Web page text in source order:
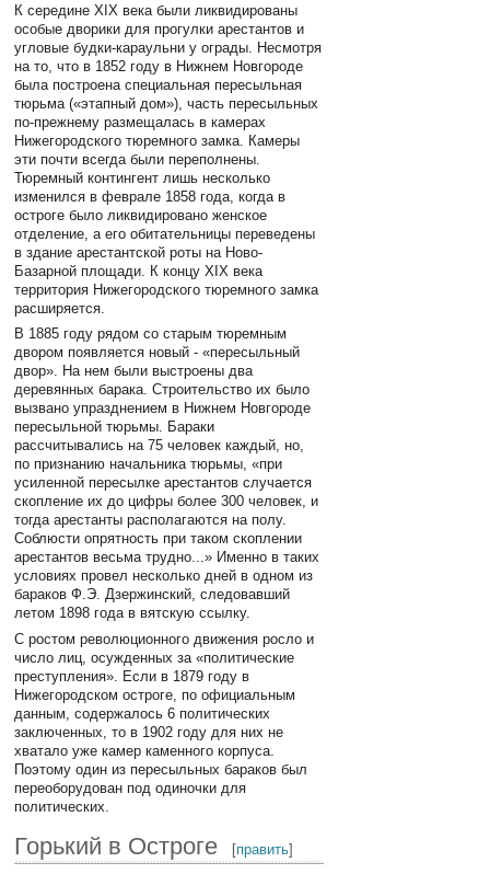
К середине XIX века были ликвидированы
особые дворики для прогулки арестантов и
угловые будки-караульни у ограды. Несмотря
на то, что в 1852 году в Нижнем Новгороде
была построена специальная пересыльная
тюрьма («этапный дом»), часть пересыльных
по-прежнему размещалась в камерах
Нижегородского тюремного замка. Камеры
эти почти всегда были переполнены.
Тюремный контингент лишь несколько
изменился в феврале 1858 года, когда в
остроге было ликвидировано женское
отделение, а его обитательницы переведены
в здание арестантской роты на Ново-
Базарной площади. К концу XIX века
территория Нижегородского тюремного замка
расширяется.
В 1885 году рядом со старым тюремным
двором появляется новый - «пересыльный
двор». На нем были выстроены два
деревянных барака. Строительство их было
вызвано упразднением в Нижнем Новгороде
пересыльной тюрьмы. Бараки
рассчитывались на 75 человек каждый, но,
по признанию начальника тюрьмы, «при
усиленной пересылке арестантов случается
скопление их до цифры более 300 человек, и
тогда арестанты располагаются на полу.
Соблюсти опрятность при таком скоплении
арестантов весьма трудно...» Именно в таких
условиях провел несколько дней в одном из
бараков Ф.Э. Дзержинский, следовавший
летом 1898 года в вятскую ссылку.
С ростом революционного движения росло и
число лиц, осужденных за «политические
преступления». Если в 1879 году в
Нижегородском остроге, по официальным
данным, содержалось 6 политических
заключенных, то в 1902 году для них не
хватало уже камер каменного корпуса.
Поэтому один из пересыльных бараков был
переоборудован под одиночки для
политических.
Горький в Остроге [править]